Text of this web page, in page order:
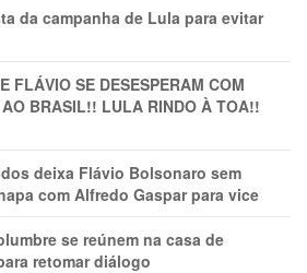
da campanha de Lula para evitar
FLÁVIO SE DESESPERAM COM
BRASIL!! LULA RINDO À TOA!!
deixa Flávio Bolsonaro sem
com Alfredo Gaspar para vice
se reúnem na casa de
retomar diálogo